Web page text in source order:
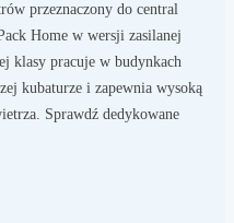
przeznaczony do central
Home w wersji zasilanej
klasy pracuje w budynkach
kubaturze i zapewnia wysoką
Sprawdź dedykowane